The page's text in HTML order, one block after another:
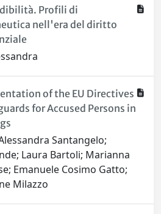
Profili di
nell'era del diritto
of the EU Directives
for Accused Persons in
Santangelo;
Laura Bartoli; Marianna
Emanuele Cosimo Gatto;
Milazzo